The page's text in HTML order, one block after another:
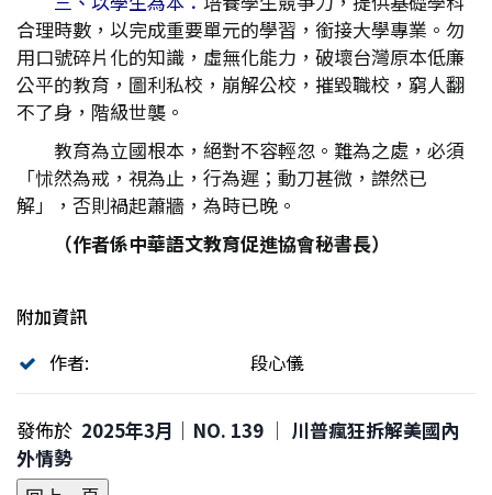
合理時數，以完成重要單元的學習，銜接大學專業。勿
用口號碎片化的知識，虛無化能力，破壞台灣原本低廉
公平的教育，圖利私校，崩解公校，摧毀職校，窮人翻
不了身，階級世襲。
教育為立國根本，絕對不容輕忽。難為之處，必須
「怵然為戒，視為止，行為遲；動刀甚微，謋然已
解」，否則禍起蕭牆，為時已晚。
（作者係中華語文教育促進協會秘書長）
附加資訊
作者:
段心儀
發佈於 2025年3月｜NO. 139 │ 川普瘋狂拆解美國內
外情勢